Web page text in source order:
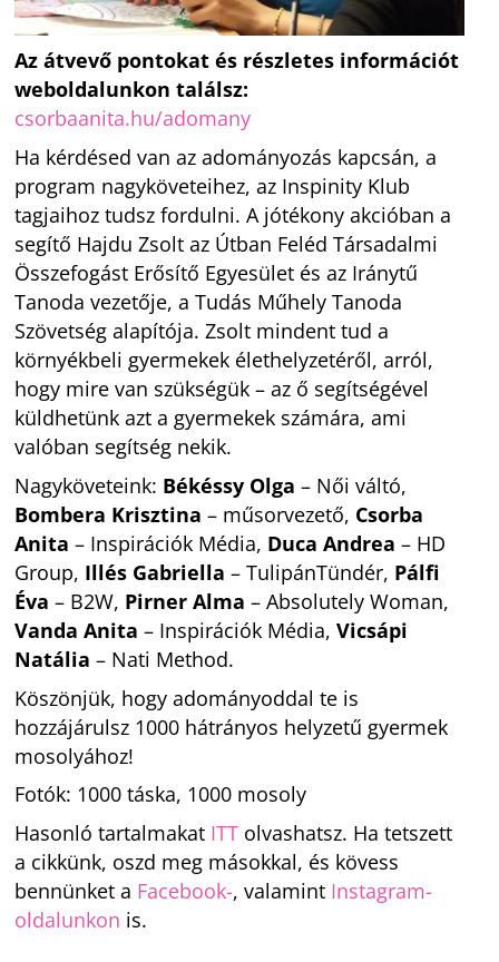
Az átvevő pontokat és részletes információt
weboldalunkon találsz:
csorbaanita.hu/adomany
Ha kérdésed van az adományozás kapcsán, a
program nagyköveteihez, az Inspinity Klub
tagjaihoz tudsz fordulni. A jótékony akcióban a
segítő Hajdu Zsolt az Útban Feléd Társadalmi
Összefogást Erősítő Egyesület és az Iránytű
Tanoda vezetője, a Tudás Műhely Tanoda
Szövetség alapítója. Zsolt mindent tud a
környékbeli gyermekek élethelyzetéről, arról,
hogy mire van szükségük – az ő segítségével
küldhetünk azt a gyermekek számára, ami
valóban segítség nekik.
Nagyköveteink: Békéssy Olga – Női váltó,
Bombera Krisztina – műsorvezető, Csorba
Anita – Inspirációk Média, Duca Andrea – HD
Group, Illés Gabriella – TulipánTündér, Pálfi
Éva – B2W, Pirner Alma – Absolutely Woman,
Vanda Anita – Inspirációk Média,Vicsápi
Natália – Nati Method.
Köszönjük, hogy adományoddal te is
hozzájárulsz 1000 hátrányos helyzetű gyermek
mosolyához!
Fotók: 1000 táska, 1000 mosoly
Hasonló tartalmakat ITT olvashatsz. Ha tetszett
a cikkünk, oszd meg másokkal, és kövess
bennünket a Facebook-, valamint Instagram-
oldalunkon is.